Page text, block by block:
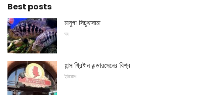
Best posts
মানুগা সিচুৎসোমা
ঘর
হান্স খ্রিষ্টান এন্ডারসেনের বিশ্ব
ইউরোপ